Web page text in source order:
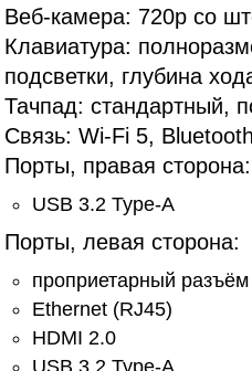
Веб-камера: 720p со
Клавиатура:
подсветки, глубина
Тачпад: стандартный,
Связь: Wi-Fi 5,
Порты, правая сторона:
USB 3.2 Type-A
Порты, левая сторона:
проприетарный
Ethernet (RJ45)
HDMI 2.0
USB 3.2 Type-A